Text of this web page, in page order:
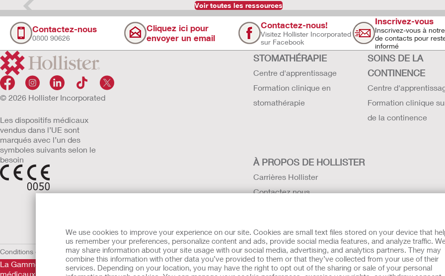
We use cookies to improve your experience on our site. Cookies are small text files stored on your device that
us remember your preferences, personalize content and ads, provide social media features, and analyze traffic.
may share information about your site usage with our social media, advertising, and analytics partners. They may
combine this information with other data you’ve provided to them or that they’ve collected from your use of their
services. Depending on your location, you may have the right to opt out of the sharing or sale of your personal
Voir toutes les ressources
Contactez-nous
0800 90626
Cliquez ici pour
envoyer un email
Contactez-nous!
Visitez Hollister Incorporated
sur Facebook
Inscrivez-vous
Inscrivez-vous à
de contacts pour
informé
© 2026 Hollister Incorporated
Les dispositifs médicaux
vendus dans l’UE sont
marqués avec l’un des
symboles suivants selon le
besoin
STOMATHÉRAPIE
Centre d'apprentissage
Formation clinique en
stomathérapie
SOINS DE LA
CONTINENCE
Centre
Formation clinique
de la continence
À PROPOS DE HOLLISTER
Carrières Hollister
Contactez nous
Actualités et événements
Conditions d'utilisationPolitique de confidentialité Utilisation des cookies UE Avis au Dénonciateur
La Gamme de produits Hollister stomathérapie est constituée de dispositifs d’appareillage d’une stomie permettant le
médicaux fabriqués par Hollister Incorporated. Ces dispositifs médicaux sont des produits de santé règlementés qui